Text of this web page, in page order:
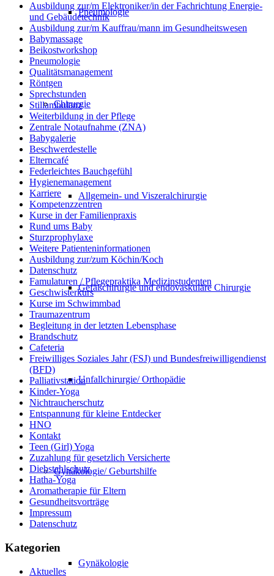
Pneumologie
Chirurgie
Allgemein- und Viszeralchirurgie
Gefäßchirurgie und endovaskuläre Chirurgie
Unfallchirurgie/ Orthopädie
Gynäkologie/ Geburtshilfe
Gynäkologie
Ausbildung zur/m Elektroniker/in der Fachrichtung Energie-
und Gebäudetechnik
Ausbildung zur/m Kauffrau/mann im Gesundheitswesen
Babymassage
Beikostworkshop
Pneumologie
Qualitätsmanagement
Röntgen
Sprechstunden
Stillambulanz
Weiterbildung in der Pflege
Zentrale Notaufnahme (ZNA)
Babygalerie
Beschwerdestelle
Elterncafé
Federleichtes Bauchgefühl
Hygienemanagement
Karriere
Kompetenzzentren
Kurse in der Familienpraxis
Rund ums Baby
Sturzprophylaxe
Weitere Patienteninformationen
Ausbildung zur/zum Köchin/Koch
Datenschutz
Famulaturen / Pflegepraktika Medizinstudenten
Geschwisterkurs
Kurse im Schwimmbad
Traumazentrum
Begleitung in der letzten Lebensphase
Brandschutz
Cafeteria
Freiwilliges Soziales Jahr (FSJ) und Bundesfreiwilligendienst
(BFD)
Palliativstation
Kinder-Yoga
Nichtraucherschutz
Entspannung für kleine Entdecker
HNO
Kontakt
Teen (Girl) Yoga
Zuzahlung für gesetzlich Versicherte
Diebstahlschutz
Hatha-Yoga
Aromatherapie für Eltern
Gesundheitsvorträge
Impressum
Datenschutz
Kategorien
Aktuelles